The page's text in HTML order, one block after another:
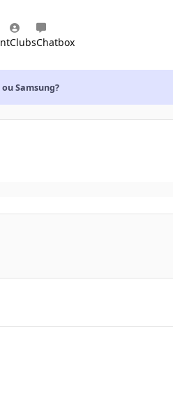
ClubsChatbox
Samsung?